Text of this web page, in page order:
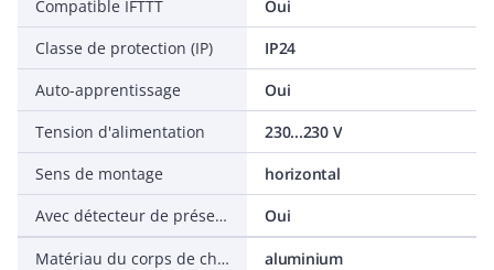
Compatible IFTTT
Oui
Classe de protection (IP)
IP24
Auto-apprentissage
Oui
Tension d'alimentation
230...230 V
Sens de montage
horizontal
Avec détecteur de présence
Oui
Matériau du corps de chauffe
aluminium